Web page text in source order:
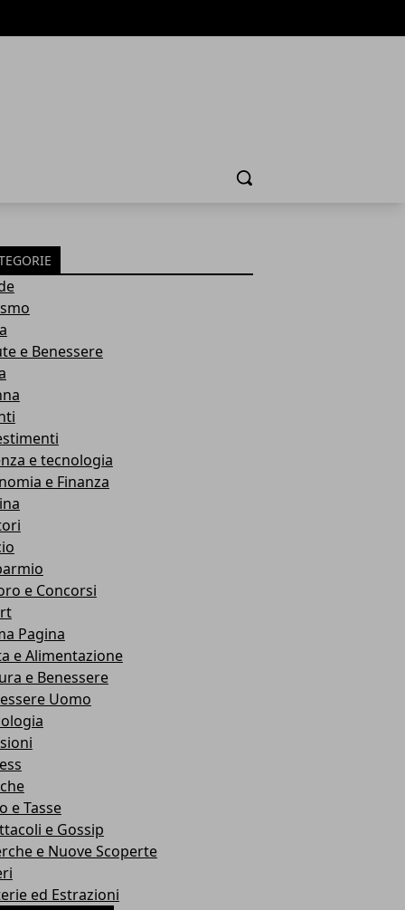
Cerca
e Benessere
e tecnologia
e Finanza
e Concorsi
Pagina
e Alimentazione
e Benessere
Uomo
e Tasse
e Gossip
e Nuove Scoperte
ed Estrazioni